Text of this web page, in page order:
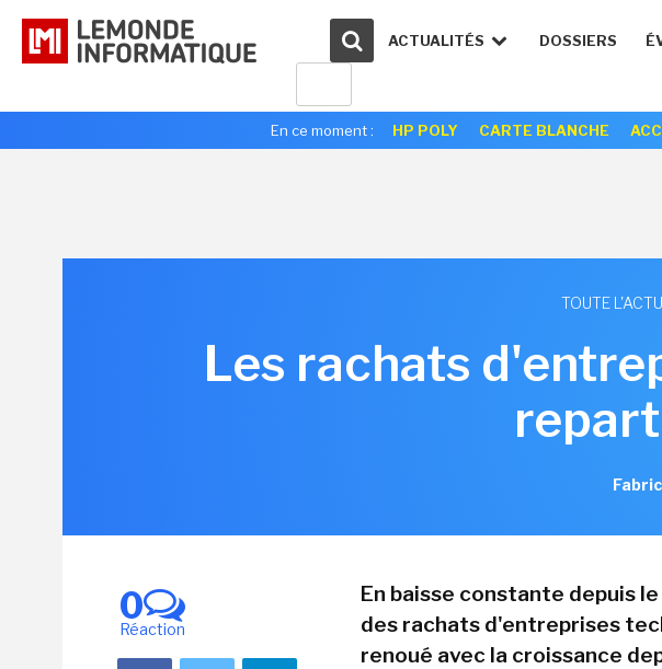
ACTUALITÉS DOSSIERS
En ce moment : HP POLY CARTE BLANCHE
TOUTE
Les rachats
0
Réaction
En baisse constante depuis
des rachats d'entreprises
renoué avec la croissance